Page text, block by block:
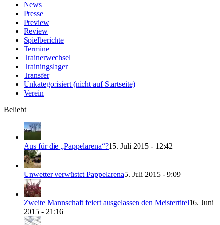
News
Presse
Preview
Review
Spielberichte
Termine
Trainerwechsel
Trainingslager
Transfer
Unkategorisiert (nicht auf Startseite)
Verein
Beliebt
Aus für die „Pappelarena“?15. Juli 2015 - 12:42
Unwetter verwüstet Pappelarena5. Juli 2015 - 9:09
Zweite Mannschaft feiert ausgelassen den Meistertitel16. Juni
2015 - 21:16